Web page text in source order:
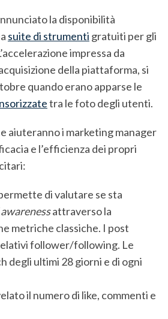
la disponibilità
suite di strumenti gratuiti per gli
impressa da
della piattaforma, si
quando erano apparse le
tra le foto degli utenti.
aiuteranno i marketing manager
e l’efficienza dei propri
di valutare se sta
attraverso la
metriche classiche. I post
follower/following. Le
degli ultimi 28 giorni e di ogni
il numero di like, commenti e